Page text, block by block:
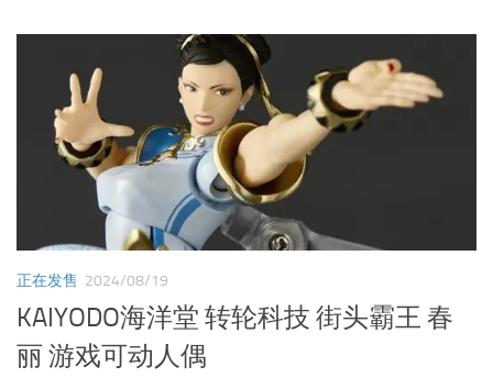
正在发售 2024/08/19
KAIYODO海洋堂 转轮科技 街头霸王 春
丽 游戏可动人偶